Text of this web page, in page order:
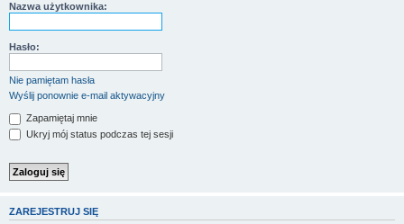
Nazwa użytkownika:
Hasło:
Nie pamiętam hasła
Wyślij ponownie e-mail aktywacyjny
Zapamiętaj mnie
Ukryj mój status podczas tej sesji
ZAREJESTRUJ SIĘ